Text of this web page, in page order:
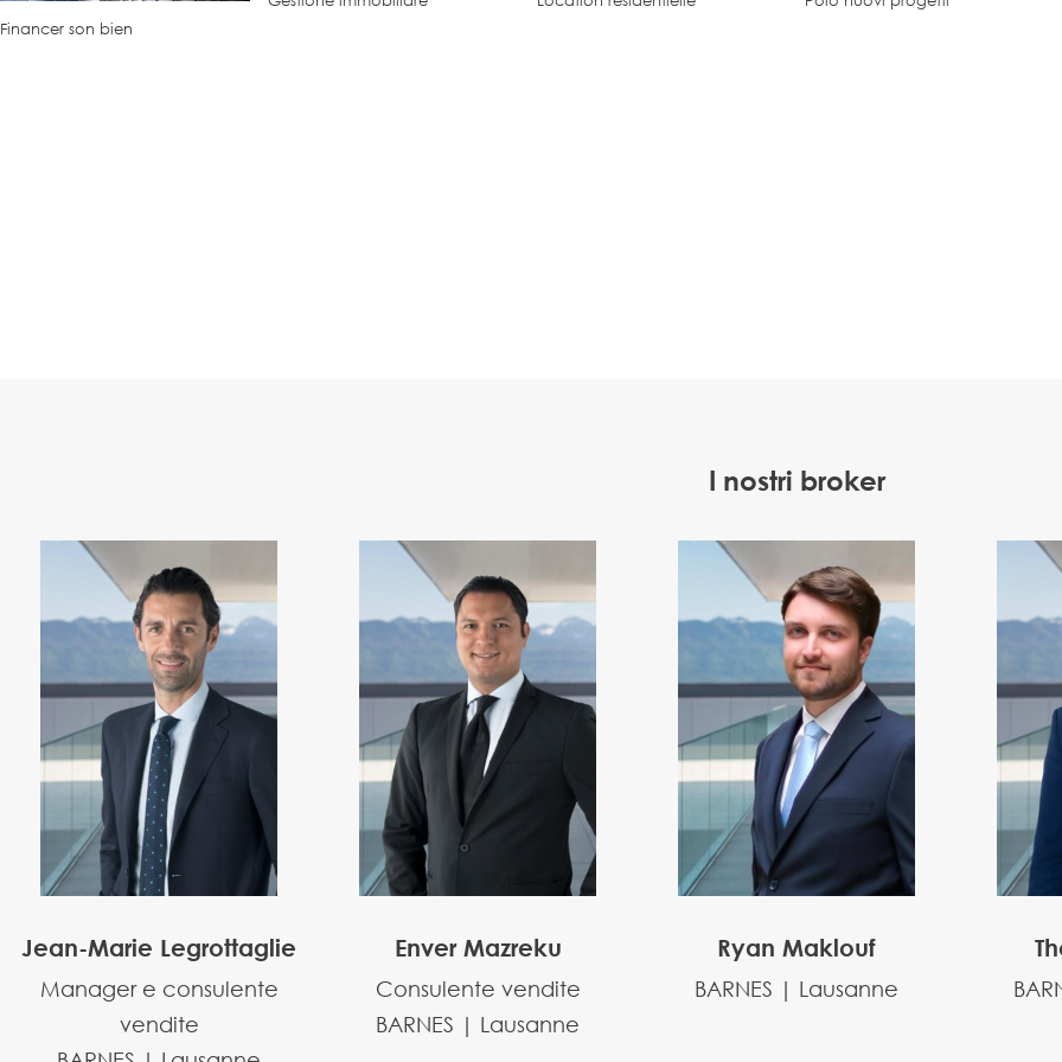
Financer son bien
I nostri broker
Jean-Marie Legrottaglie
Manager e consulente
vendite
Enver Mazreku
Consulente vendite
BARNES | Lausanne
Ryan Maklouf
BARNES | Lausanne